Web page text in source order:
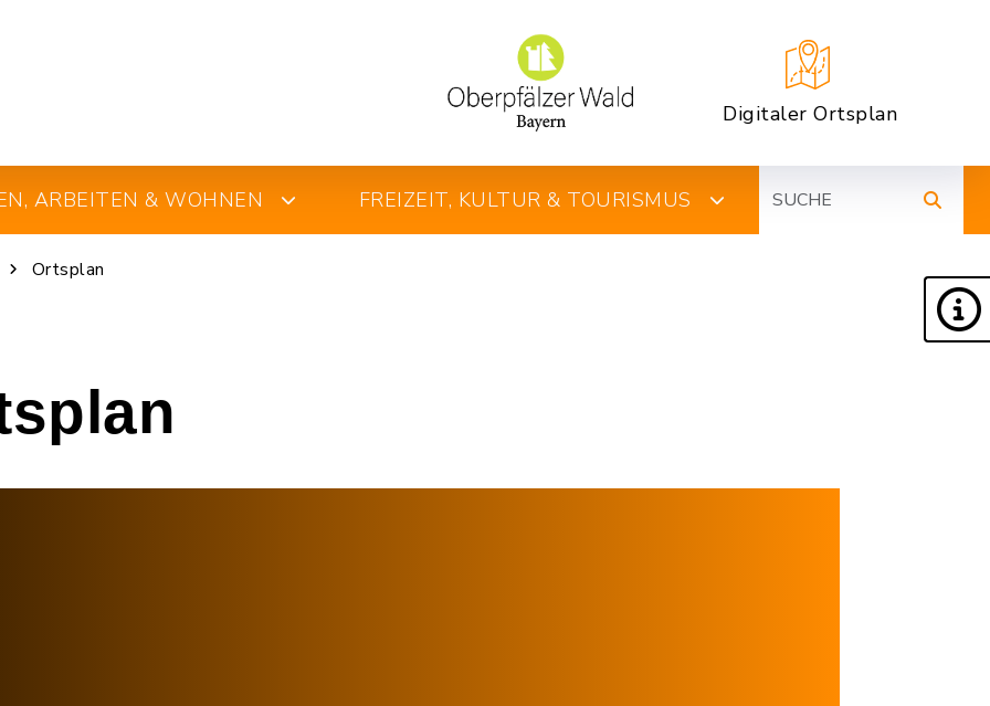
Digitaler Ortsplan
ARBEITEN & WOHNEN FREIZEIT, KULTUR & TOURISMUS
Ortsplan